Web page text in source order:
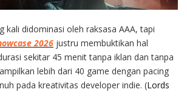
kali didominasi oleh raksasa AAA, tapi
2026 justru membuktikan hal
sekitar 45 menit tanpa iklan dan tanpa
lebih dari 40 game dengan pacing
pada kreativitas developer indie. (Lords